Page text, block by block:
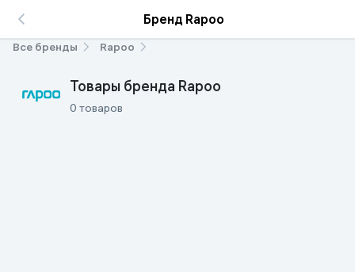
Бренд Rapoo
Все бренды Rapoo
Товары бренда Rapoo
0 товаров